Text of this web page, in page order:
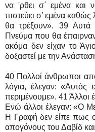
να 'ρθει σ΄ εμένα και
πιστεύει σ’ εμένα
θα τρέξουν». 39 Αυτά
Πνεύμα που θα έπαιρναν
ακόμα δεν είχαν το
δοξαστεί με την
40 Πολλοί άνθρωποι
λόγια, έλεγαν: «Αυτός
περιμένουμε». 41 Άλλοι
Ενώ άλλοι έλεγαν: «Ο
Η Γραφή δεν είπε πως
απογόνους του Δαβίδ